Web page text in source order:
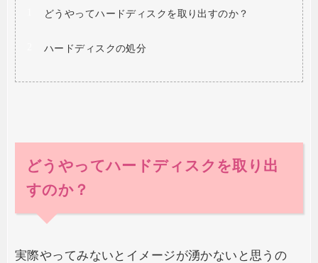
どうやってハードディスクを取り出すのか？
ハードディスクの処分
どうやってハードディスクを取り出
すのか？
実際やってみないとイメージが湧かないと思うの